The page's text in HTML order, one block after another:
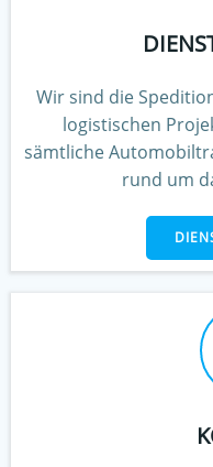
Wir sind die
logistischen
sämtliche
rund um